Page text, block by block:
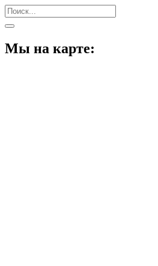
Мы на карте: